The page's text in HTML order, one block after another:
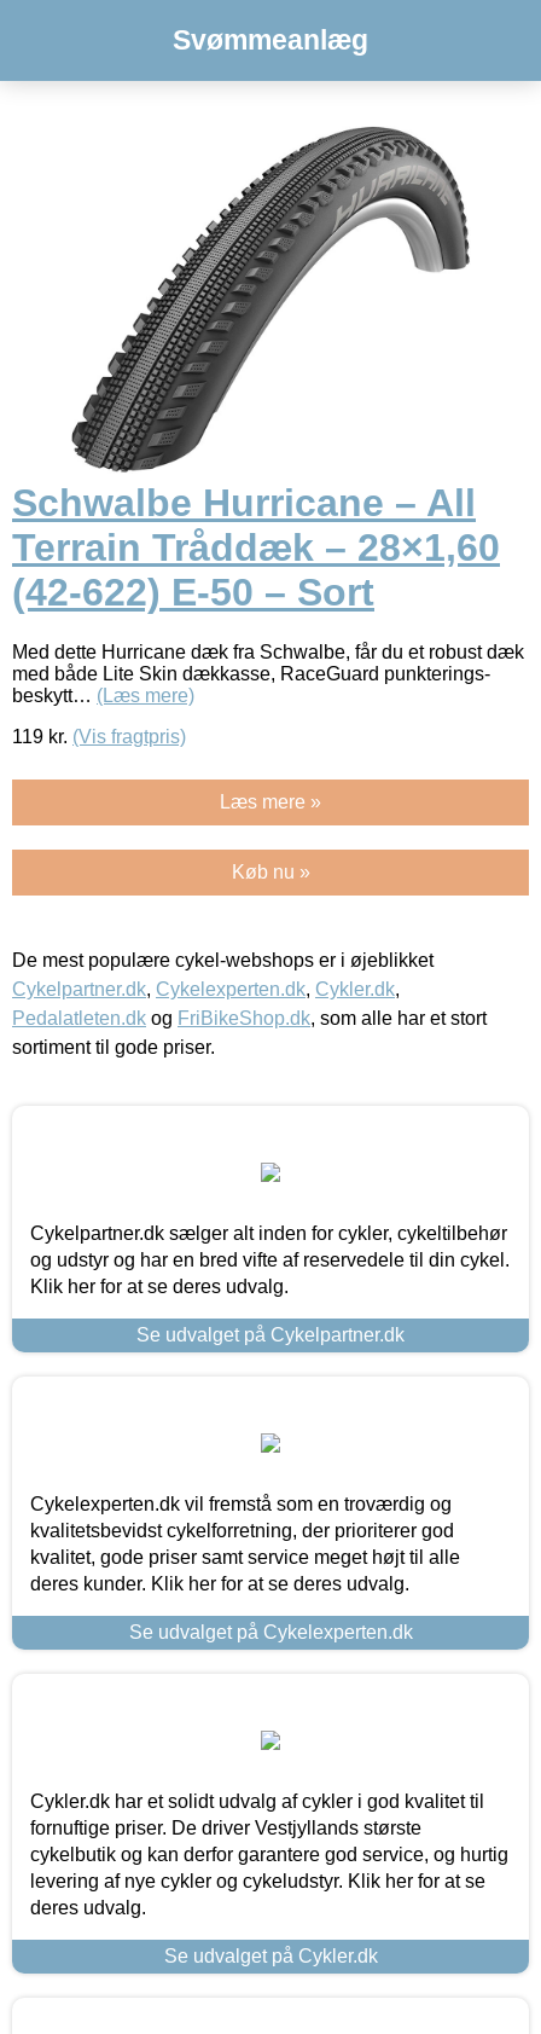
Svømmeanlæg
Schwalbe Hurricane – All
Terrain Tråddæk – 28×1,60
(42-622) E-50 – Sort
Med dette Hurricane dæk fra Schwalbe, får du et robust dæk
med både Lite Skin dækkasse, RaceGuard punkterings-
beskytt… (Læs mere)
119 kr. (Vis fragtpris)
Læs mere »
Køb nu »
De mest populære cykel-webshops er i øjeblikket
Cykelpartner.dk, Cykelexperten.dk, Cykler.dk,
Pedalatleten.dk og FriBikeShop.dk, som alle har et stort
sortiment til gode priser.
Cykelpartner.dk sælger alt inden for cykler, cykeltilbehør
og udstyr og har en bred vifte af reservedele til din cykel.
Klik her for at se deres udvalg.
Se udvalget på Cykelpartner.dk
Cykelexperten.dk vil fremstå som en troværdig og
kvalitetsbevidst cykelforretning, der prioriterer god
kvalitet, gode priser samt service meget højt til alle
deres kunder. Klik her for at se deres udvalg.
Se udvalget på Cykelexperten.dk
Cykler.dk har et solidt udvalg af cykler i god kvalitet til
fornuftige priser. De driver Vestjyllands største
cykelbutik og kan derfor garantere god service, og hurtig
levering af nye cykler og cykeludstyr. Klik her for at se
deres udvalg.
Se udvalget på Cykler.dk